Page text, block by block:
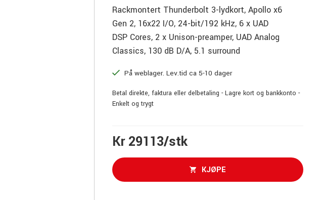
Rackmontert Thunderbolt 3-lydkort, Apollo x6
Gen 2, 16x22 I/O, 24-bit/192 kHz, 6 x UAD
DSP Cores, 2 x Unison-preamper, UAD Analog
Classics, 130 dB D/A, 5.1 surround
På weblager. Lev.tid ca 5-10 dager
Betal direkte, faktura eller delbetaling - Lagre kort og bankkonto -
Enkelt og trygt
Kr 29113/stk
KJØPE